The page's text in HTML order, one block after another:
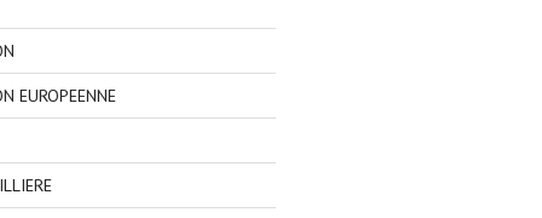
EUROPEENNE